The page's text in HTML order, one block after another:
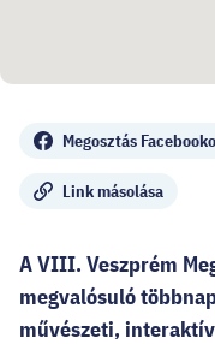
Megosztás
Link másolása
A VIII. Veszprém
megvalósuló
művészeti,